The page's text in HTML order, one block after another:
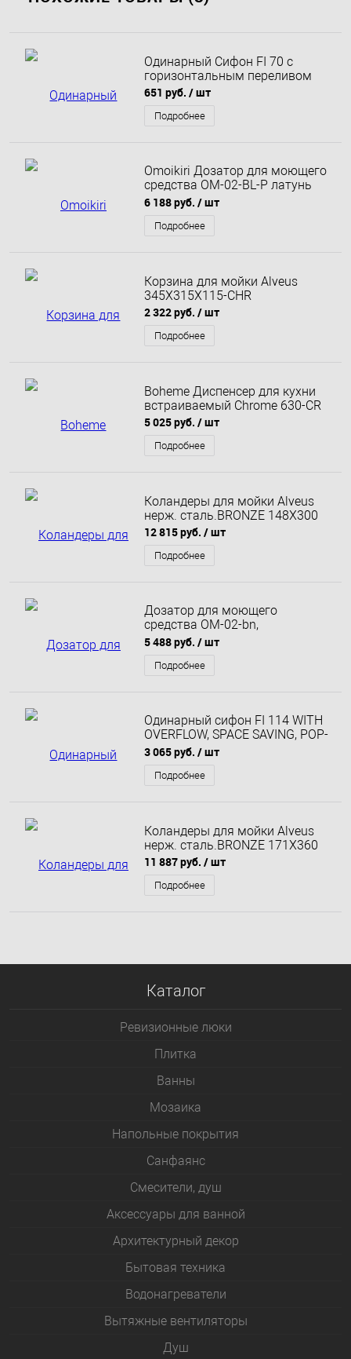
Одинарный Сифон FI 70 c
горизонтальным переливом
651 руб. / шт
Подробнее
Omoikiri Дозатор для моющего
средства OM-02-BL-P латунь
черный 4975018
6 188 руб. / шт
Подробнее
Корзина для мойки Alveus
345X315X115-CHR
2 322 руб. / шт
Подробнее
Boheme Диспенсер для кухни
встраиваемый Chrome 630-CR
5 025 руб. / шт
Подробнее
Коландеры для мойки Alveus
нерж. сталь.BRONZE 148X300
12 815 руб. / шт
Подробнее
Дозатор для моющего
средства OM-02-bn,
нержавеющая сталь
5 488 руб. / шт
Подробнее
Одинарный сифон FI 114 WITH
OVERFLOW, SPACE SAVING, POP-
UP
3 065 руб. / шт
Подробнее
Коландеры для мойки Alveus
нерж. сталь.BRONZE 171X360
11 887 руб. / шт
Подробнее
Каталог
Ревизионные люки
Плитка
Bанны
Мозаика
Напольные покрытия
Санфаянс
Смесители, душ
Аксессуары для ванной
Архитектурный декор
Бытовая техника
Водонагреватели
Вытяжные вентиляторы
Душ